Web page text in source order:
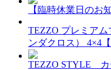
【臨時休業日のお
TEZZO プレミアム
ンダクロス） 4×4
TEZZO STYLE